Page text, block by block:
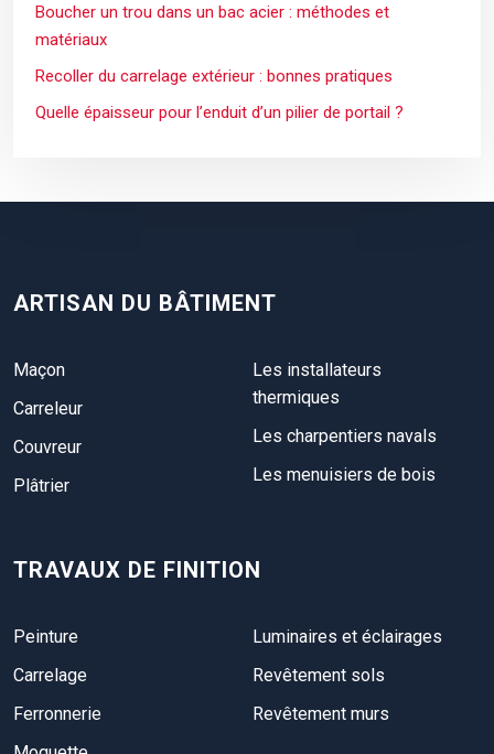
Boucher un trou dans un bac acier : méthodes et
matériaux
Recoller du carrelage extérieur : bonnes pratiques
Quelle épaisseur pour l’enduit d’un pilier de portail ?
ARTISAN DU BÂTIMENT
Maçon
Carreleur
Couvreur
Plâtrier
Les installateurs
thermiques
Les charpentiers navals
Les menuisiers de bois
TRAVAUX DE FINITION
Peinture
Carrelage
Ferronnerie
Luminaires et éclairages
Revêtement sols
Revêtement murs